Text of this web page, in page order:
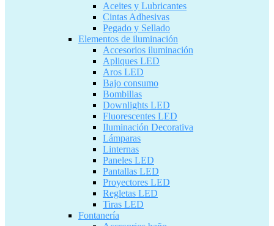
Aceites y Lubricantes
Cintas Adhesivas
Pegado y Sellado
Elementos de iluminación
Accesorios iluminación
Apliques LED
Aros LED
Bajo consumo
Bombillas
Downlights LED
Fluorescentes LED
Iluminación Decorativa
Lámparas
Linternas
Paneles LED
Pantallas LED
Proyectores LED
Regletas LED
Tiras LED
Fontanería